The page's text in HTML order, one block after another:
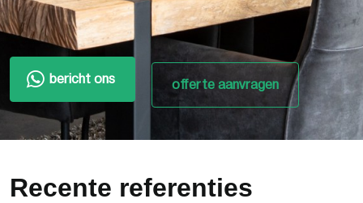
bericht ons offerte aanvragen
Recente referenties